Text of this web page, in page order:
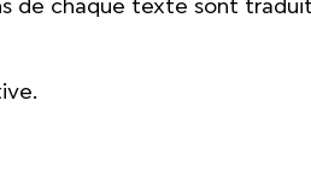
de chaque texte sont